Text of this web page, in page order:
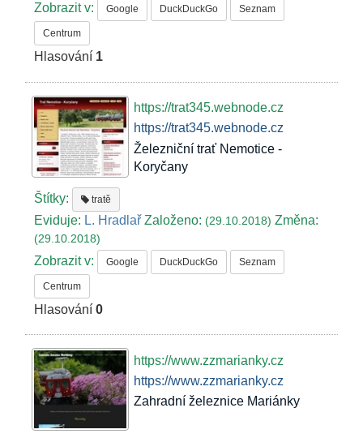
Zobrazit v: Google DuckDuckGo Seznam
Centrum
Hlasování 1
https://trat345.webnode.cz
https://trat345.webnode.cz
Železniční trať Nemotice -
Koryčany
Štítky: tratě
Eviduje: L. Hradlař Založeno:(29.10.2018)Změna:
(29.10.2018)
Zobrazit v: Google DuckDuckGo Seznam
Centrum
Hlasování0
https://www.zzmarianky.cz
https://www.zzmarianky.cz
Zahradní železnice Mariánky